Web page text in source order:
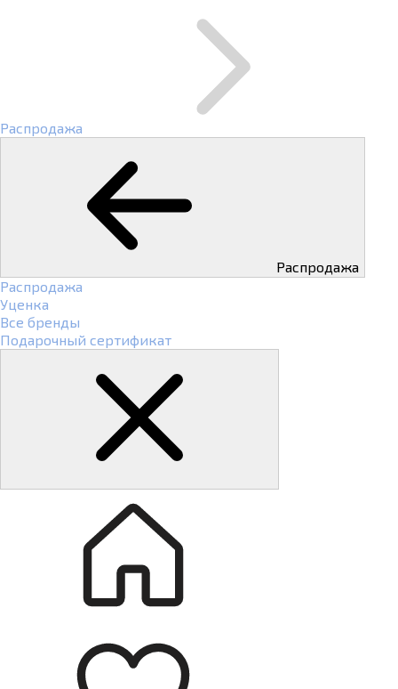
Распродажа
Распродажа
Распродажа
Уценка
Все бренды
Подарочный сертификат